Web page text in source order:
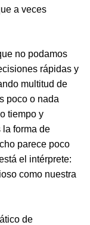
a veces
no podamos
rápidas y
multitud de
poco o nada
tiempo y
la forma de
parece poco
el intérprete:
como nuestra
de